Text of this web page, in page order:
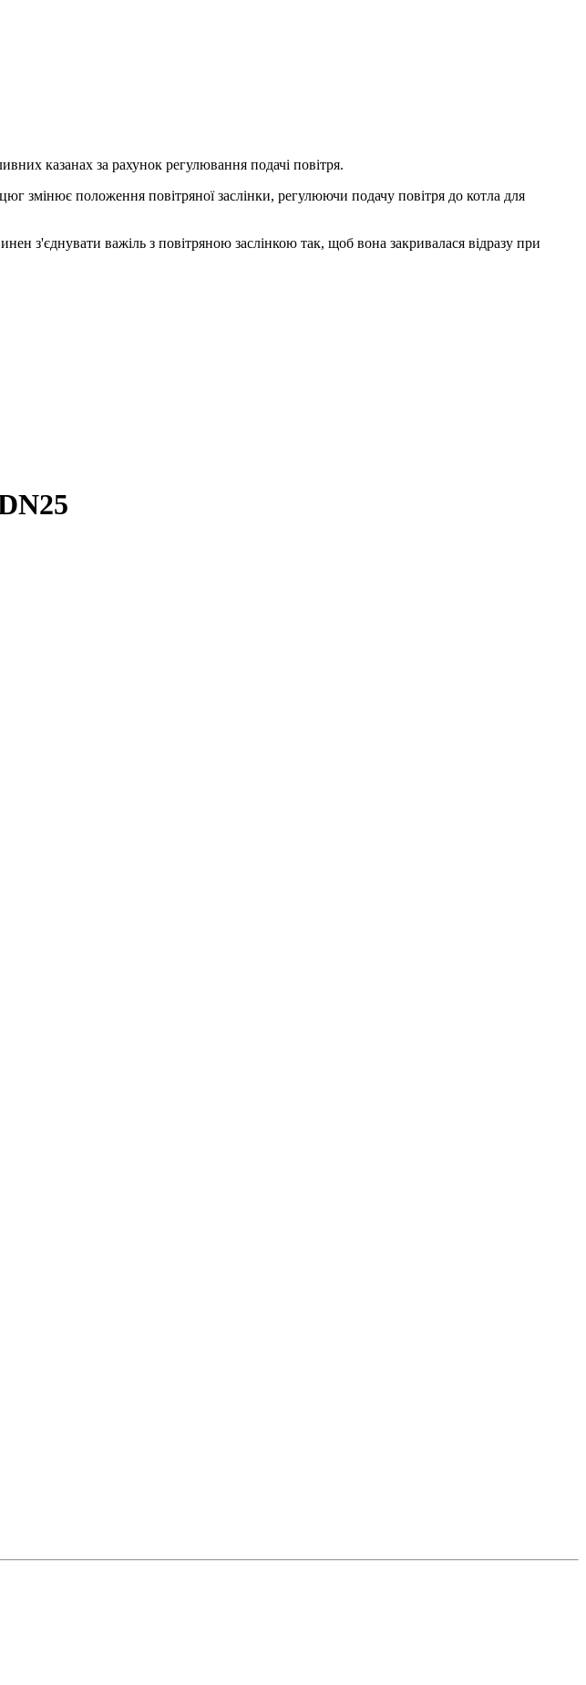
казанах за рахунок регулювання подачі повітря.
змінює положення повітряної заслінки, регулюючи подачу повітря до котла для
з'єднувати важіль з повітряною заслінкою так, щоб вона закривалася відразу при